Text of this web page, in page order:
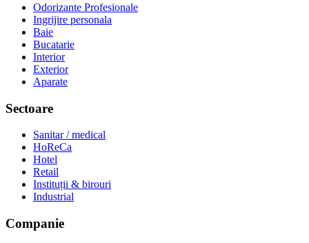
Odorizante Profesionale
Ingrijire personala
Baie
Bucatarie
Interior
Exterior
Aparate
Sectoare
Sanitar / medical
HoReCa
Hotel
Retail
Instituții & birouri
Industrial
Companie